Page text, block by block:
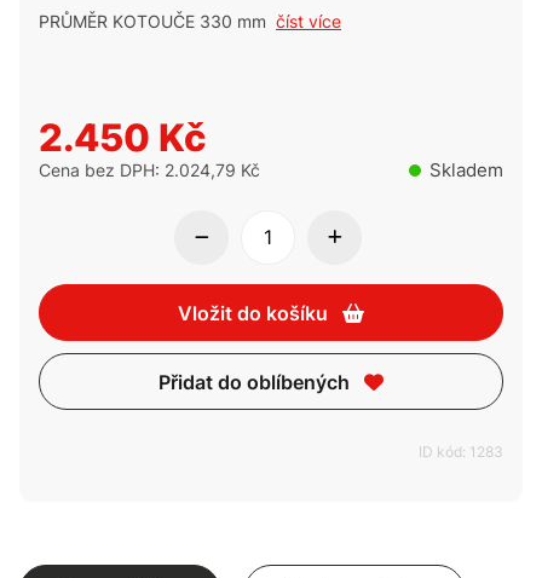
PRŮMĚR KOTOUČE 330 mm číst více
2.450 Kč
Cena bez DPH: 2.024,79 Kč Skladem
Vložit do košíku
Přidat do oblíbených
ID kód: 1283